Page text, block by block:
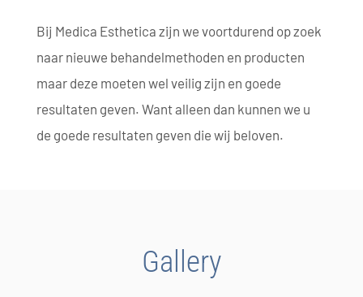
Bij Medica Esthetica zijn we voortdurend op zoek
naar nieuwe behandelmethoden en producten
maar deze moeten wel veilig zijn en goede
resultaten geven. Want alleen dan kunnen we u
de goede resultaten geven die wij beloven.
Gallery